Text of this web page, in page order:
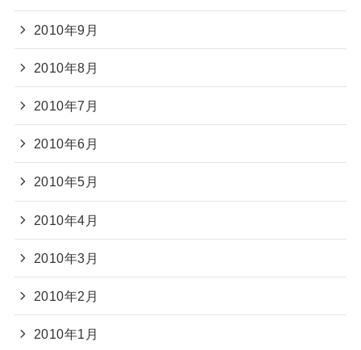
2010年9月
2010年8月
2010年7月
2010年6月
2010年5月
2010年4月
2010年3月
2010年2月
2010年1月